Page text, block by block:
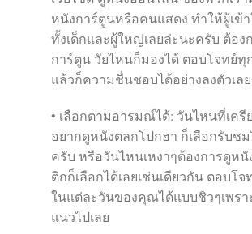
หนังการ์ตูนหรือคนแสดง ทำให้ผู้เข้
ทั้งเด็กและผู้ใหญ่เลยล่ะนะครับ ต้อง
การ์ตูน วัยไหนก็มองได้ ตอบโจทย์ทุ
แล้วก็ความชื่นชอบได้อย่างลงตัวเล
• เลือกตามอารมณ์ได้: วันไหนที่เครี
อยากดูหนังตลกโปกฮา ก็เลือกรับชม
ครับ หรือวันไหนเหงาๆต้องการดูห
ติกก็เลือกได้เลยเช่นเดียวกัน ตอบโ
ในแต่ละวันของคุณได้แบบชิวๆเพร
แนวไปเลย